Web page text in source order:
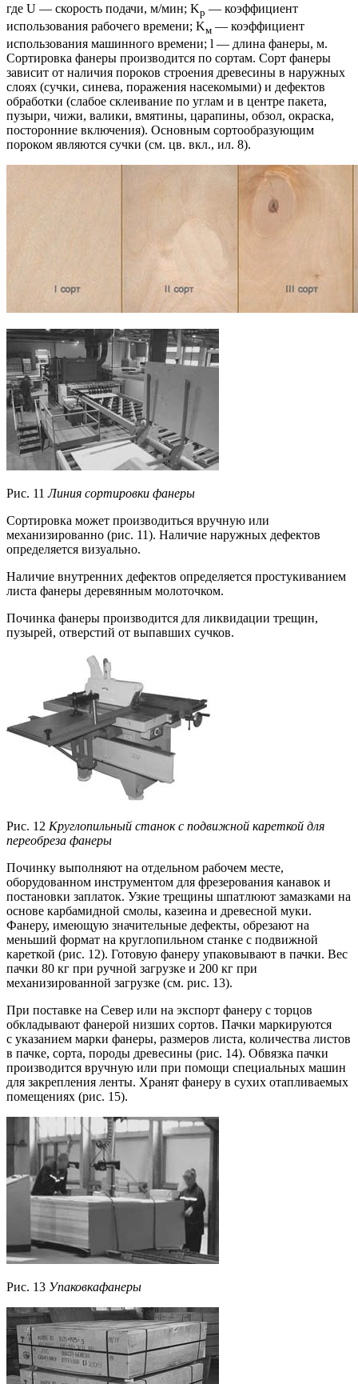
где U — скорость подачи, м/мин; Kр — коэффициент
использования рабочего времени; Kм — коэффициент
использования машинного времени; l — длина фанеры, м.
Сортировка фанеры производится по сортам. Сорт фанеры
зависит от наличия пороков строения древесины в наружных
слоях (сучки, синева, поражения насекомыми) и дефектов
обработки (слабое склеивание по углам и в центре пакета,
пузыри, чижи, валики, вмятины, царапины, обзол, окраска,
посторонние включения). Основным сортообразующим
пороком являются сучки (см. цв. вкл., ил. 8).
Рис. 11Линия сортировки фанеры
Сортировка может производиться вручную или
механизированно (рис. 11). Наличие наружных дефектов
определяется визуально.
Наличие внутренних дефектов определяется простукиванием
листа фанеры деревянным молоточком.
Починка фанеры производится для ликвидации трещин,
пузырей, отверстий от выпавших сучков.
Рис. 12 Круглопильный станок с подвижной кареткой для
переобреза фанеры
Починку выполняют на отдельном рабочем месте,
оборудованном инструментом для фрезерования канавок и
постановки заплаток. Узкие трещины шпатлюют замазками на
основе карбамидной смолы, казеина и древесной муки.
Фанеру, имеющую значительные дефекты, обрезают на
меньший формат на круглопильном станке с подвижной
кареткой (рис. 12). Готовую фанеру упаковывают в пачки. Вес
пачки 80 кг при ручной загрузке и 200 кг при
механизированной загрузке (см. рис. 13).
При поставке на Север или на экспорт фанеру с торцов
обкладывают фанерой низших сортов. Пачки маркируются
с указанием марки фанеры, размеров листа, количества листов
в пачке, сорта, породы древесины (рис. 14). Обвязка пачки
производится вручную или при помощи специальных машин
для закрепления ленты. Хранят фанеру в сухих отапливаемых
помещениях (рис. 15).
Рис. 13 Упаковкафанеры